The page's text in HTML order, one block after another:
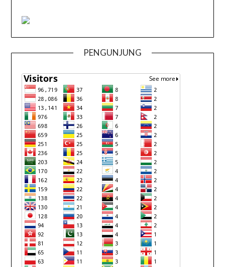
PENGUNJUNG